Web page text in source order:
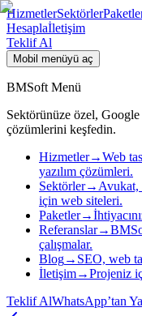
HizmetlerSektörler
Hesaplaİletişim
Teklif Al
Mobil menüyü aç
BMSoft Menü
Sektörünüze özel, Google
çözümlerini keşfedin.
Hizmetler→Web
yazılım çözümleri.
Sektörler→ Avukat,
için web siteleri.
Paketler→
Referanslar→
çalışmalar.
Blog→ SEO, web
İletişim→Projeniz
Teklif AlWhatsApp’tan